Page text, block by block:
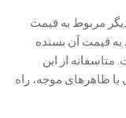
مربوط به قیمت
به قیمت آن بسنده
از این
ظاهر‌های موجه، راه